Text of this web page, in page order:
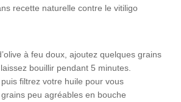
recette naturelle contre le vitiligo
à feu doux, ajoutez quelques grains
bouillir pendant 5 minutes.
filtrez votre huile pour vous
peu agréables en bouche